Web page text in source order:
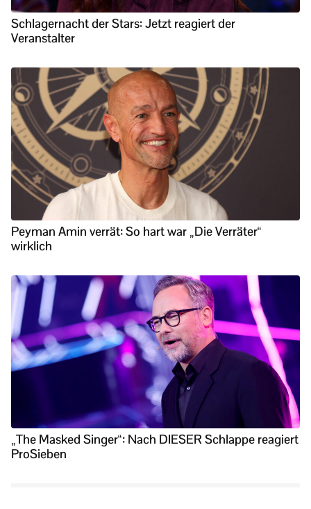
Schlagernacht der Stars: Jetzt reagiert der
Veranstalter
Peyman Amin verrät: So hart war „Die Verräter“
wirklich
„The Masked Singer“: Nach DIESER Schlappe reagiert
ProSieben